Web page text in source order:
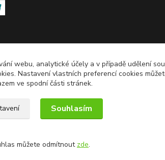
webu, analytické účely a v případě udělení
Nastavení vlastních preferencí cookies
ve spodní části stránek.
Souhlasím
můžete odmítnout zde.